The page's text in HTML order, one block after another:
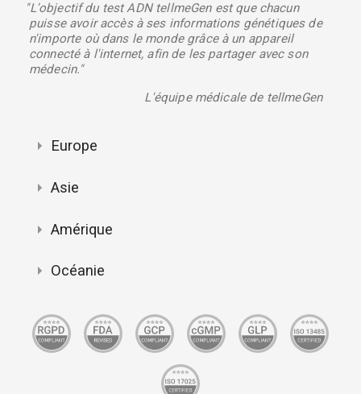
"L'objectif du test ADN tellmeGen est que chacun
puisse avoir accès à ses informations génétiques de
n'importe où dans le monde grâce à un appareil
connecté à l'internet, afin de les partager avec son
médecin."
L'équipe médicale de tellmeGen
Europe
Asie
Amérique
Océanie